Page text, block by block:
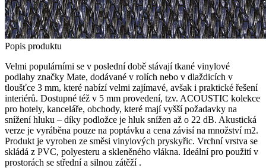
Popis produktu
Velmi populárními se v poslední době stávají tkané vinylové
podlahy značky Mate, dodávané v rolích nebo v dlaždicích v
tloušťce 3 mm, které nabízí velmi zajímavé, avšak i praktické řešení
interiérů. Dostupné též v 5 mm provedení, tzv. ACOUSTIC kolekce
pro hotely, kanceláře, obchody, které mají vyšší požadavky na
snížení hluku – díky podložce je hluk snížen až o 22 dB. Akustická
verze je vyráběna pouze na poptávku a cena závisí na množství m2.
Produkt je vyroben ze směsi vinylových pryskyřic. Vrchní vrstva se
skládá z PVC, polyesteru a skleněného vlákna. Ideální pro použití v
prostorách se střední a silnou zátěží .